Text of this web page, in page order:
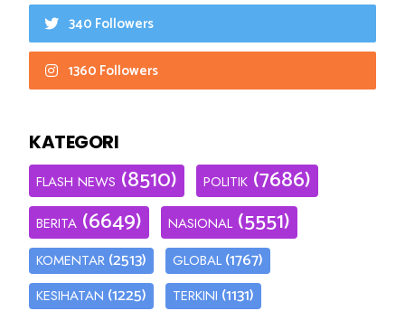
340 Followers
1360 Followers
KATEGORI
FLASH NEWS (8510) POLITIK (7686)
BERITA (6649) NASIONAL (5551)
KOMENTAR (2513) GLOBAL (1767)
KESIHATAN (1225) TERKINI (1131)